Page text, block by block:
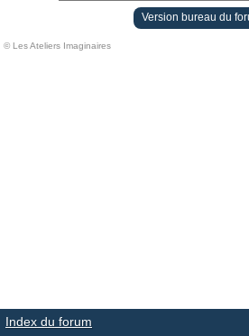
Version bureau du
© Les Ateliers Imaginaires
Index du forum